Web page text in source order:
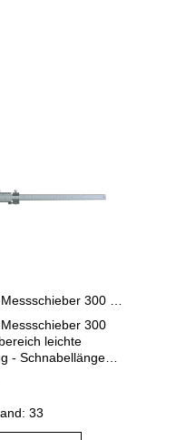
300
leichte
- Schnabellänge
- Skala und
-
nach Werksnorrm -
33